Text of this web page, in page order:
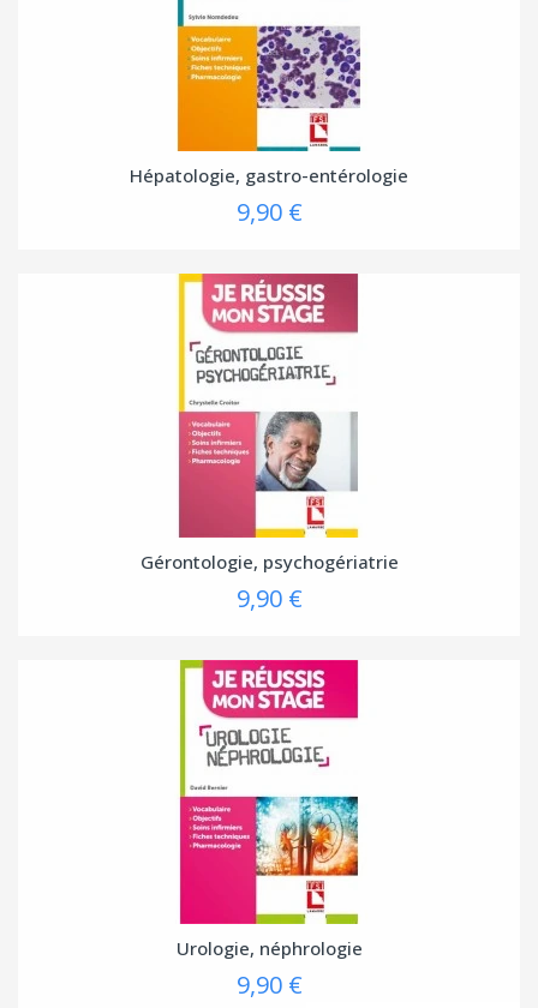
Hépatologie, gastro-entérologie
9,90 €
Gérontologie, psychogériatrie
9,90 €
Urologie, néphrologie
9,90 €